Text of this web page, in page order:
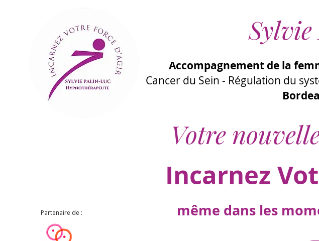
Accompagnement de la
Cancer du Sein - Régulation du
Partenaire de :
Votre
Incarnez
même dans les